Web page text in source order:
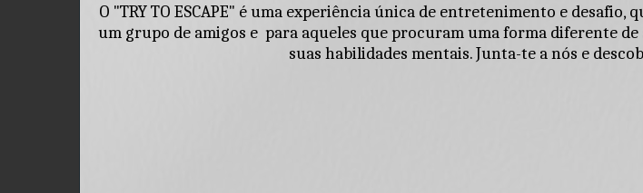
O "TRY TO ESCAPE" é uma experiência única de entretenimento e
um grupo de amigos e  para aqueles que procuram uma forma diferente
suas habilidades mentais. Junta-te a nós e